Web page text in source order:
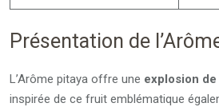
Présentation de
L’Arôme pitaya offre une explosion
inspirée de ce fruit emblématique